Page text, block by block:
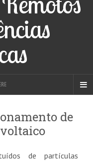
de
de partículas